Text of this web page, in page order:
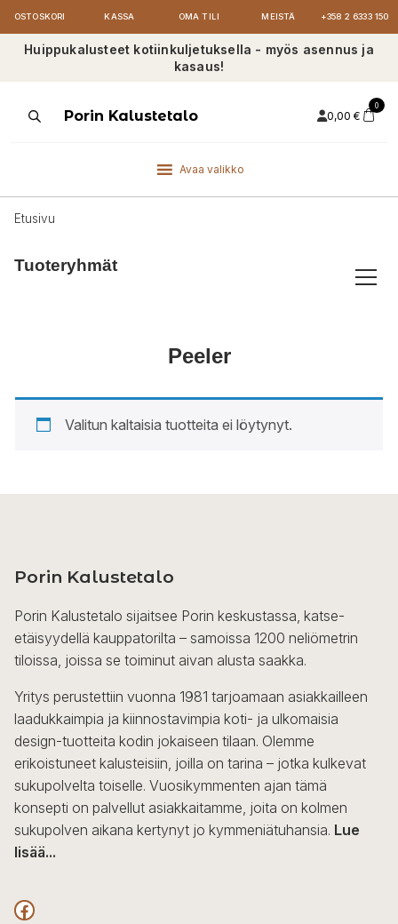
OSTOSKORI KASSA OMA TILI MEISTÄ +358 2 6333 150
Huippukalusteet kotiinkuljetuksella - myös asennus ja
kasaus!
ProductsPorin Kalustetalo 0,00 €
0
Avaa valikko
Etusivu
Tuoteryhmät
Peeler
Valitun kaltaisia tuotteita ei löytynyt.
Porin Kalustetalo
Porin Kalustetalo sijaitsee Porin keskustassa, katse-
etäisyydellä kauppatorilta – samoissa 1200 neliömetrin
tiloissa, joissa se toiminut aivan alusta saakka.
Yritys perustettiin vuonna 1981 tarjoamaan asiakkailleen
laadukkaimpia ja kiinnostavimpia koti- ja ulkomaisia
design-tuotteita kodin jokaiseen tilaan. Olemme
erikoistuneet kalusteisiin, joilla on tarina – jotka kulkevat
sukupolvelta toiselle. Vuosikymmenten ajan tämä
konsepti on palvellut asiakkaitamme, joita on kolmen
sukupolven aikana kertynyt jo kymmeniätuhansia. Lue
lisää...